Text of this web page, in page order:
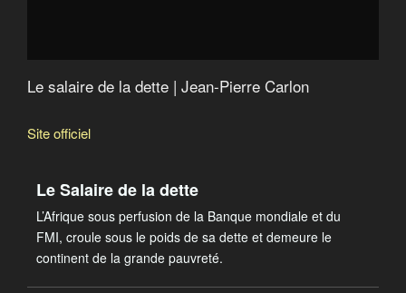
Le salaire de la dette | Jean-Pierre Carlon
Site officiel
Le Salaire de la dette
L’Afrique sous perfusion de la Banque mondiale et du
FMI, croule sous le poids de sa dette et demeure le
continent de la grande pauvreté.